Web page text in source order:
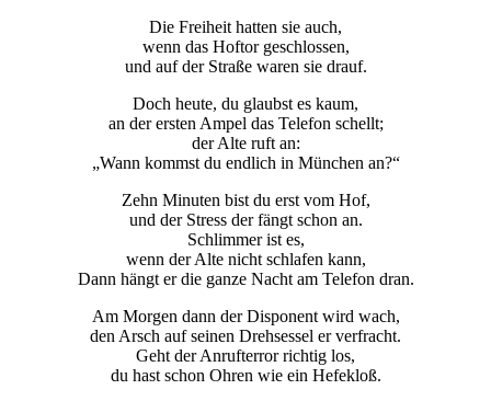
Die Freiheit hatten sie auch,
wenn das Hoftor geschlossen,
und auf der Straße waren sie drauf.
Doch heute, du glaubst es kaum,
an der ersten Ampel das Telefon schellt;
der Alte ruft an:
„Wann kommst du endlich in München an?“
Zehn Minuten bist du erst vom Hof,
und der Stress der fängt schon an.
Schlimmer ist es,
wenn der Alte nicht schlafen kann,
Dann hängt er die ganze Nacht am Telefon dran.
Am Morgen dann der Disponent wird wach,
den Arsch auf seinen Drehsessel er verfracht.
Geht der Anrufterror richtig los,
du hast schon Ohren wie ein Hefekloß.